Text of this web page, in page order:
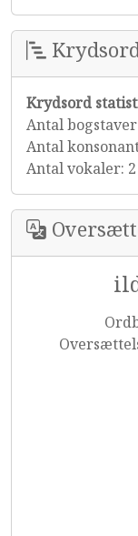
Krydsord
Antal
Antal
Antal vokaler: 2